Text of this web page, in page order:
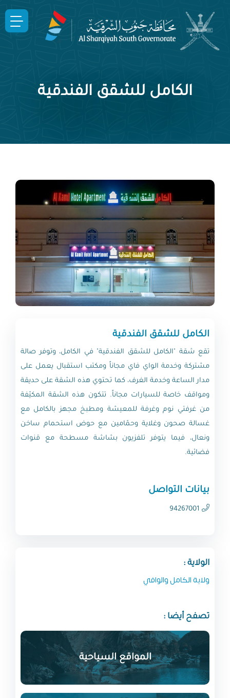
الكامل للشقق الفندقية
الكامل للشقق الفندقية
تقع شقة "الكامل للشقق الفندقية" في الكامل، وتوفر صالة
مشتركة وخدمة الواي فاي مجاناً ومكتب استقبال يعمل على
مدار الساعة وخدمة الغرف، كما تحتوي هذه الشقة على حديقة
ومواقف خاصة للسيارات مجاناً. تتكون هذه الشقة المكيّفة
من غرفتي نوم وغرفة للمعيشة ومطبخ مجهز بالكامل مع
غسالة صحون وغلاية وحمّامين مع حوض استحمام ساخن
ونعال، فيما يتوفر تلفزيون بشاشة مسطحة مع قنوات
فضائية.
بيانات التواصل
الولاية :
ولاية الكامل والوافي
تصفح أيضا :
المواقع السياحية